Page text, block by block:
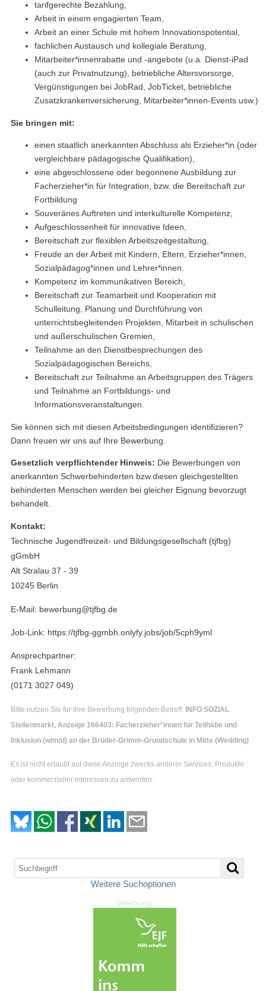
tarifgerechte Bezahlung,
Arbeit in einem engagierten Team,
Arbeit an einer Schule mit hohem Innovationspotential,
fachlichen Austausch und kollegiale Beratung,
Mitarbeiter*innenrabatte und -angebote (u.a. Dienst-iPad
(auch zur Privatnutzung), betriebliche Altersvorsorge,
Vergünstigungen bei JobRad, JobTicket, betriebliche
Zusatzkrankenversicherung, Mitarbeiter*innen-Events usw.)
Sie bringen mit:
einen staatlich anerkannten Abschluss als Erzieher*in (oder
vergleichbare pädagogische Qualifikation),
eine abgeschlossene oder begonnene Ausbildung zur
Facherzieher*in für Integration, bzw. die Bereitschaft zur
Fortbildung
Souveränes Auftreten und interkulturelle Kompetenz,
Aufgeschlossenheit für innovative Ideen,
Bereitschaft zur flexiblen Arbeitszeitgestaltung,
Freude an der Arbeit mit Kindern, Eltern, Erzieher*innen,
Sozialpädagog*innen und Lehrer*innen.
Kompetenz im kommunikativen Bereich,
Bereitschaft zur Teamarbeit und Kooperation mit
Schulleitung, Planung und Durchführung von
unterrichtsbegleitenden Projekten, Mitarbeit in schulischen
und außerschulischen Gremien,
Teilnahme an den Dienstbesprechungen des
Sozialpädagogischen Bereichs,
Bereitschaft zur Teilnahme an Arbeitsgruppen des Trägers
und Teilnahme an Fortbildungs- und
Informationsveranstaltungen.
Sie können sich mit diesen Arbeitsbedingungen identifizieren?
Dann freuen wir uns auf Ihre Bewerbung.
Gesetzlich verpflichtender Hinweis: Die Bewerbungen von
anerkannten Schwerbehinderten bzw.diesen gleichgestellten
behinderten Menschen werden bei gleicher Eignung bevorzugt
behandelt.
Kontakt:
Technische Jugendfreizeit- und Bildungsgesellschaft (tjfbg)
gGmbH
Alt Stralau 37 - 39
10245 Berlin
E-Mail: bewerbung@tjfbg.de
Job-Link: https://tjfbg-ggmbh.onlyfy.jobs/job/5cph9yml
Ansprechpartner:
Frank Lehmann
(0171 3027 049)
Bitte nutzen Sie für Ihre Bewerbung folgenden Betreff: INFO SOZIAL
Stellenmarkt, Anzeige 166403: Facherzieher*innen für Teilhabe und
Inklusion (w/m/d) an der Brüder-Grimm-Grundschule in Mitte (Wedding)
Es ist nicht erlaubt auf diese Anzeige zwecks anderer Services, Produkte
oder kommerzieller Interessen zu antworten.
Weitere Suchoptionen
Werbung